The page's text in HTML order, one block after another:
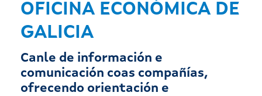
OFICINA ECONÓMICA DE
GALICIA
Canle de información e
comunicación coas compañías,
ofrecendo orientación e